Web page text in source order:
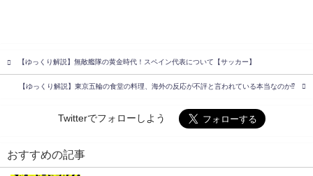
【ゆっくり解説】無敵艦隊の黄金時代！スペイン代表について【サッカー】
【ゆっくり解説】東京五輪の食堂の料理、海外の反応が不評と言われている本当なのか⁉︎
Twitterでフォローしよう
おすすめの記事